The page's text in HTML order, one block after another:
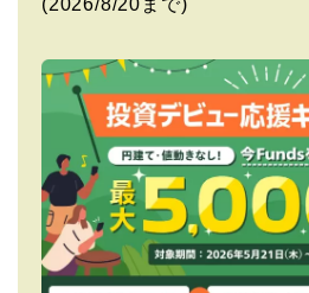
(2026/8/20まで)